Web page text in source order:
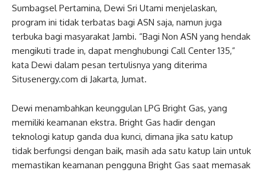
Sumbagsel Pertamina, Dewi Sri Utami menjelaskan,
program ini tidak terbatas bagi ASN saja, namun juga
terbuka bagi masyarakat Jambi. “Bagi Non ASN yang hendak
mengikuti trade in, dapat menghubungi Call Center 135,”
kata Dewi dalam pesan tertulisnya yang diterima
Situsenergy.com di Jakarta, Jumat.
Dewi menambahkan keunggulan LPG Bright Gas, yang
memiliki keamanan ekstra. Bright Gas hadir dengan
teknologi katup ganda dua kunci, dimana jika satu katup
tidak berfungsi dengan baik, masih ada satu katup lain untuk
memastikan keamanan pengguna Bright Gas saat memasak